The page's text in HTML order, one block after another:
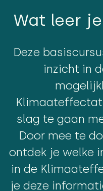
Wat leer
Deze
inzicht in
slag te gaan
Door mee te
ontdek je welke
in de
je deze